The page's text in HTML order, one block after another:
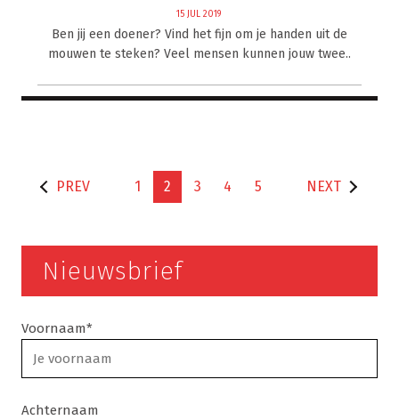
15 JUL 2019
Ben jij een doener? Vind het fijn om je handen uit de
mouwen te steken? Veel mensen kunnen jouw twee..
PREV 1 2 3 4 5 NEXT
Nieuwsbrief
Voornaam*
Achternaam